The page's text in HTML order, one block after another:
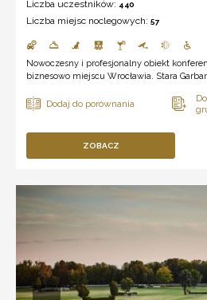
Liczba uczestników: 440
Liczba miejsc noclegowych: 57
Nowoczesny i profesjonalny obiekt
biznesowo miejscu Wrocławia. Stara
ZOBACZ